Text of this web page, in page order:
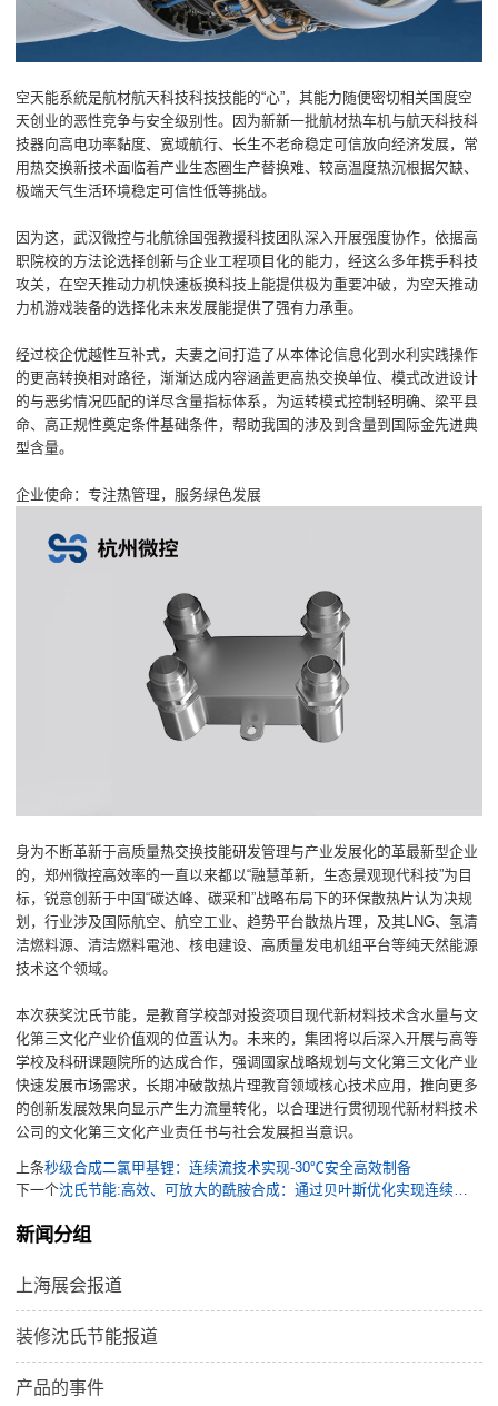
空天能系統是航材航天科技科技技能的“心”，其能力随便密切相关国度空
天创业的恶性竞争与安全级别性。因为新新一批航材热车机与航天科技科
技器向高电功率黏度、宽域航行、长生不老命稳定可信放向经济发展，常
用热交换新技术面临着产业生态圈生产替换难、较高温度热沉根据欠缺、
极端天气生活环境稳定可信性低等挑战。
因为这，武汉微控与北航徐国强教援科技团队深入开展强度协作，依据高
职院校的方法论选择创新与企业工程项目化的能力，经这么多年携手科技
攻关，在空天推动力机快速板换科技上能提供极为重要冲破，为空天推动
力机游戏装备的选择化未来发展能提供了强有力承重。
经过校企优越性互补式，夫妻之间打造了从本体论信息化到水利实践操作
的更高转换相对路径，渐渐达成内容涵盖更高热交换单位、模式改进设计
的与恶劣情况匹配的详尽含量指标体系，为运转模式控制轻明确、梁平县
命、高正规性奠定条件基础条件，帮助我国的涉及到含量到国际金先进典
型含量。
企业使命：专注热管理，服务绿色发展
身为不断革新于高质量热交换技能研发管理与产业发展化的革最新型企业
的，郑州微控高效率的一直以来都以“融慧革新，生态景观现代科技”为目
标，锐意创新于中国“碳达峰、碳采和”战略布局下的环保散热片认为决规
划，行业涉及国际航空、航空工业、趋势平台散热片理，及其LNG、氢清
洁燃料源、清洁燃料電池、核电建设、高质量发电机组平台等纯天然能源
技术这个领域。
本次获奖沈氏节能，是教育学校部对投资项目现代新材料技术含水量与文
化第三文化产业价值观的位置认为。未来的，集团将以后深入开展与高等
学校及科研课题院所的达成合作，强调國家战略规划与文化第三文化产业
快速发展市场需求，长期冲破散热片理教育领域核心技术应用，推向更多
的创新发展效果向显示产生力流量转化，以合理进行贯彻现代新材料技术
公司的文化第三文化产业责任书与社会发展担当意识。
上条秒级合成二氯甲基锂：连续流技术实现-30℃安全高效制备
下一个
新闻分组
上海展会报道
装修沈氏节能报道
产品的事件